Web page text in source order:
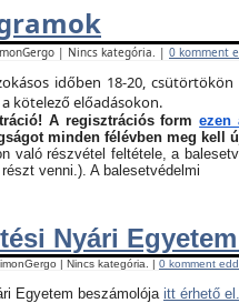
| Nincs kategória. | 0 komment
időben 18-20,
kötelező előadásokon.
A regisztrációs formezen
minden félévben meg kell
való részvétel feltétele, a
venni.). A balesetvédelmi
Nyári
| Nincs kategória. | 0 komment
Egyetem beszámolója itt érhető el.